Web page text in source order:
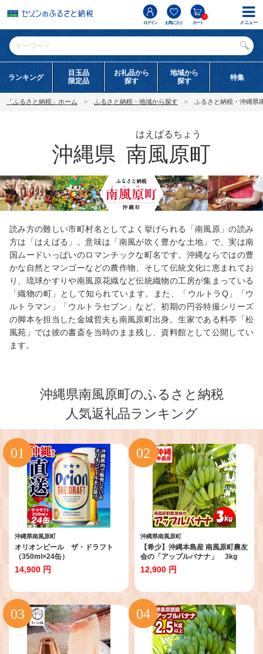
ログイン お気に入り カート
0
ランキング
目玉品
限定品
お礼品から
探す
地域から
探す
特集
「ふるさと納税」ホーム ふるさと納税・地域から探す ふるさと納税・沖縄県
沖縄県 南風原町
はえばるちょう
読み方の難しい市町村名としてよく挙げられる「南風原」の読み
方は「はえばる」。意味は「南風が吹く豊かな土地」で、実は南
国ムードいっぱいのロマンチックな町名です。沖縄ならではの豊
かな自然とマンゴーなどの農作物、そして伝統文化に恵まれてお
り、琉球かすりや南風原花織など伝統織物の工房が集まっている
「織物の町」として知られています。また、「ウルトラQ」「ウ
ルトラマン」「ウルトラセブン」など、初期の円谷特撮シリーズ
の脚本を担当した金城哲夫も南風原町出身。生家である料亭「松
風苑」では彼の書斎を当時のまま残し、資料館として公開してい
ます。
沖縄県南風原町のふるさと納税
人気返礼品ランキング
沖縄県南風原町
オリオンビール ザ・ドラフト
（350ml×24缶）
14,900 円
沖縄県南風原町
【希少】沖縄本島産 南風原町農友
会の「アップルバナナ」 3kg
12,900 円
メニュー